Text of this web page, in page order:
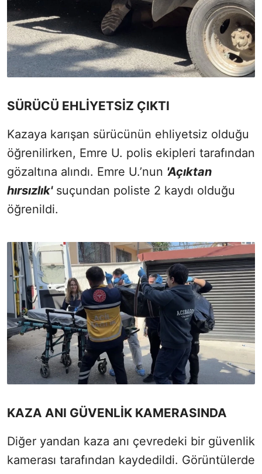
SÜRÜCÜ EHLİYETSİZ ÇIKTI
Kazaya karışan sürücünün ehliyetsiz olduğu
öğrenilirken, Emre U. polis ekipleri tarafından
gözaltına alındı. Emre U.’nun 'Açıktan
hırsızlık'suçundan poliste 2 kaydı olduğu
öğrenildi.
KAZA ANI GÜVENLİK KAMERASINDA
Diğer yandan kaza anı çevredeki bir güvenlik
kamerası tarafından kaydedildi. Görüntülerde